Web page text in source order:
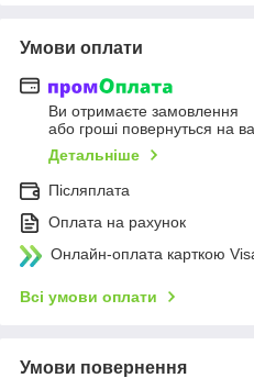
Умови оплати
Ви отримаєте замовлення
або гроші повернуться на
Детальніше
Післяплата
Оплата на рахунок
Онлайн-оплата карткою
Всі умови оплати
Умови повернення